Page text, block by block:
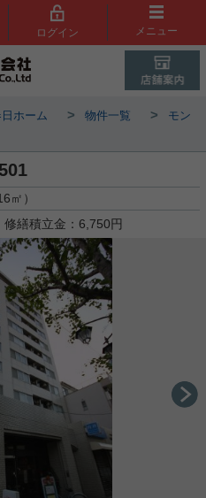
ログイン メニュー
ホーム > 物件一覧 >
モン
㎡）
繕積立金：6,750円